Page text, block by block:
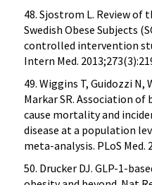
48. Sjostrom L. Review of
Swedish Obese Subjects
controlled intervention
Intern Med.
49. Wiggins T, Guidozzi N,
Markar SR. Association
cause mortality and
disease at a population
meta-analysis. PLoS Med.
50. Drucker DJ. GLP-1-